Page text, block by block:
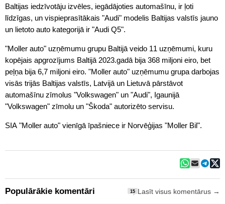
Baltijas iedzīvotāju izvēles, iegādājoties automašīnu, ir ļoti
līdzīgas, un vispieprasītākais "Audi" modelis Baltijas valstīs jauno
un lietoto auto kategorijā ir "Audi Q5".
"Moller auto" uzņēmumu grupu Baltijā veido 11 uzņēmumi, kuru
kopējais apgrozījums Baltijā 2023.gadā bija 368 miljoni eiro, bet
peļņa bija 6,7 miljoni eiro. "Moller auto" uzņēmumu grupa darbojas
visās trijās Baltijas valstīs, Latvijā un Lietuvā pārstāvot
automašīnu zīmolus "Volkswagen" un "Audi", Igaunijā
"Volkswagen" zīmolu un "Škoda" autorizēto servisu.
SIA "Moller auto" vienīgā īpašniece ir Norvēģijas "Moller Bil".
Populārākie komentāri 15 Lasīt visus komentārus →